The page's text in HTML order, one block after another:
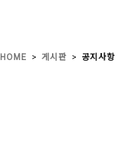
HOME > 게시판 > 공지사항